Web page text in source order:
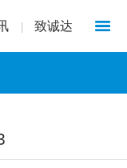
致诚达
1/1